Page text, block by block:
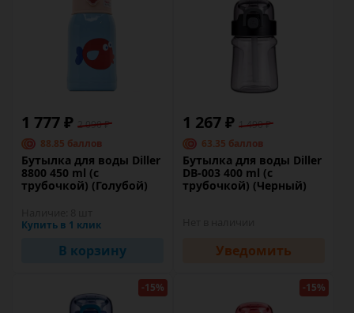
1 777 ₽ 2 090 ₽
88.85 баллов
Бутылка для воды Diller
8800 450 ml (с
трубочкой) (Голубой)
Купить в 1 клик
В корзину
1 267 ₽ 1 490 ₽
63.35 баллов
Бутылка для воды Diller
DB-003 400 ml (с
трубочкой) (Черный)
Уведомить
-15% -15%